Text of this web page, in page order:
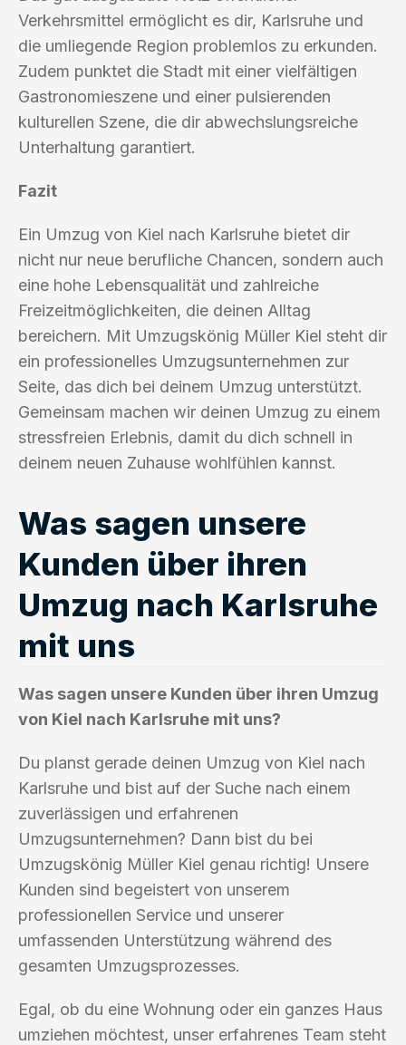
Verkehrsmittel ermöglicht es dir, Karlsruhe und
die umliegende Region problemlos zu erkunden.
Zudem punktet die Stadt mit einer vielfältigen
Gastronomieszene und einer pulsierenden
kulturellen Szene, die dir abwechslungsreiche
Unterhaltung garantiert.
Fazit
Ein Umzug von Kiel nach Karlsruhe bietet dir
nicht nur neue berufliche Chancen, sondern auch
eine hohe Lebensqualität und zahlreiche
Freizeitmöglichkeiten, die deinen Alltag
bereichern. Mit Umzugskönig Müller Kiel steht dir
ein professionelles Umzugsunternehmen zur
Seite, das dich bei deinem Umzug unterstützt.
Gemeinsam machen wir deinen Umzug zu einem
stressfreien Erlebnis, damit du dich schnell in
deinem neuen Zuhause wohlfühlen kannst.
Was sagen unsere
Kunden über ihren
Umzug nach Karlsruhe
mit uns
Was sagen unsere Kunden über ihren Umzug
von Kiel nach Karlsruhe mit uns?
Du planst gerade deinen Umzug von Kiel nach
Karlsruhe und bist auf der Suche nach einem
zuverlässigen und erfahrenen
Umzugsunternehmen? Dann bist du bei
Umzugskönig Müller Kiel genau richtig! Unsere
Kunden sind begeistert von unserem
professionellen Service und unserer
umfassenden Unterstützung während des
gesamten Umzugsprozesses.
Egal, ob du eine Wohnung oder ein ganzes Haus
umziehen möchtest, unser erfahrenes Team steht